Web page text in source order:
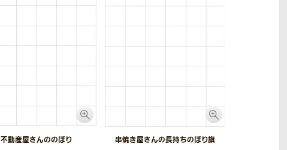
不動産屋さんののぼり 串焼き屋さんの長持ちのぼり旗